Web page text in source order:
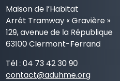
Maison de l’Habitat
Arrêt Tramway « Gravière »
129, avenue de la République
63100 Clermont-Ferrand
Tél : 04 73 42 30 90
contact@aduhme.org